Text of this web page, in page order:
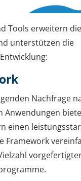
Tools erweitern die
unterstützen die
Nachfrage
Anwendungen
einen
Framework